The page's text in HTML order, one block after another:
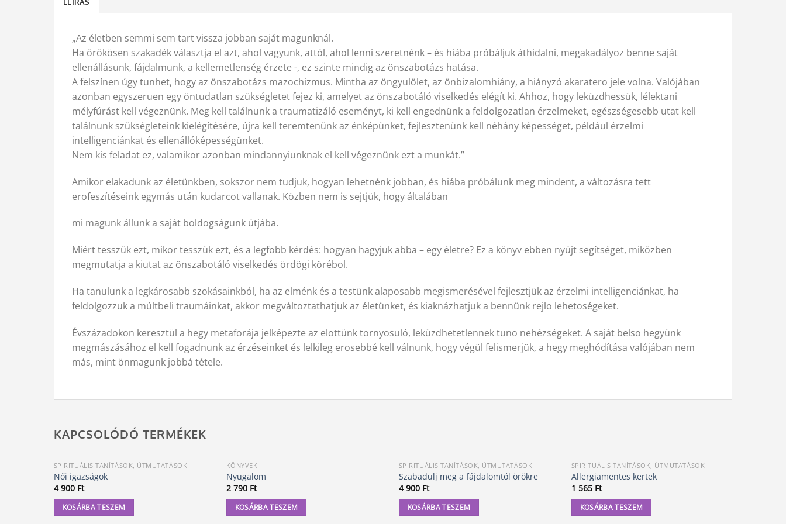
„Az életben semmi sem tart vissza jobban saját magunknál.
Ha örökösen szakadék választja el azt, ahol vagyunk, attól, ahol lenni szeretnénk – és hiába próbáljuk áthidalni, megakadályoz benne saját
ellenállásunk, fájdalmunk, a kellemetlenség érzete -, ez szinte mindig az önszabotázs hatása.
A felszínen úgy tunhet, hogy az önszabotázs mazochizmus. Mintha az öngyulölet, az önbizalomhiány, a hiányzó akaratero jele volna. Valójában
azonban egyszeruen egy öntudatlan szükségletet fejez ki, amelyet az önszabotáló viselkedés elégít ki. Ahhoz, hogy leküzdhessük, lélektani
mélyfúrást kell végeznünk. Meg kell találnunk a traumatizáló eseményt, ki kell engednünk a feldolgozatlan érzelmeket, egészségesebb utat kell
találnunk szükségleteink kielégítésére, újra kell teremtenünk az énképünket, fejlesztenünk kell néhány képességet, például érzelmi
intelligenciánkat és ellenállóképességünket.
Nem kis feladat ez, valamikor azonban mindannyiunknak el kell végeznünk ezt a munkát.”
Amikor elakadunk az életünkben, sokszor nem tudjuk, hogyan lehetnénk jobban, és hiába próbálunk meg mindent, a változásra tett
erofeszítéseink egymás után kudarcot vallanak. Közben nem is sejtjük, hogy általában
mi magunk állunk a saját boldogságunk útjába.
Miért tesszük ezt, mikor tesszük ezt, és a legfobb kérdés: hogyan hagyjuk abba – egy életre? Ez a könyv ebben nyújt segítséget, miközben
megmutatja a kiutat az önszabotáló viselkedés ördögi körébol.
Ha tanulunk a legkárosabb szokásainkból, ha az elménk és a testünk alaposabb megismerésével fejlesztjük az érzelmi intelligenciánkat, ha
feldolgozzuk a múltbeli traumáinkat, akkor megváltoztathatjuk az életünket, és kiaknázhatjuk a bennünk rejlo lehetoségeket.
Évszázadokon keresztül a hegy metaforája jelképezte az elottünk tornyosuló, leküzdhetetlennek tuno nehézségeket. A saját belso hegyünk
megmászásához el kell fogadnunk az érzéseinket és lelkileg erosebbé kell válnunk, hogy végül felismerjük, a hegy meghódítása valójában nem
más, mint önmagunk jobbá tétele.
KAPCSOLÓDÓ TERMÉKEK
SPIRITUÁLIS TANÍTÁSOK, ÚTMUTATÁSOK
Női igazságok
4 900 Ft
KOSÁRBA TESZEM
KÖNYVEK
Nyugalom
2 790 Ft
KOSÁRBA TESZEM
SPIRITUÁLIS TANÍTÁSOK, ÚTMUTATÁSOK
Szabadulj meg a fájdalomtól örökre
4 900 Ft
KOSÁRBA TESZEM
SPIRITUÁLIS TANÍTÁSOK, ÚTMUTATÁSOK
Allergiamentes kertek
1 565 Ft
KOSÁRBA TESZEM